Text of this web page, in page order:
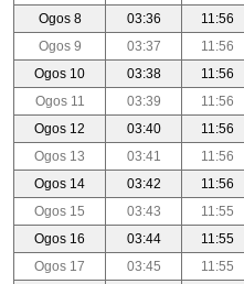
Ogos 8
03:36 11:56
Ogos 9
03:37 11:56
Ogos 10
03:38 11:56
Ogos 11
03:39 11:56
Ogos 12
03:40 11:56
Ogos 13
03:41 11:56
Ogos 14
03:42 11:56
Ogos 15
03:43 11:55
Ogos 16
03:44 11:55
Ogos 17
03:45 11:55